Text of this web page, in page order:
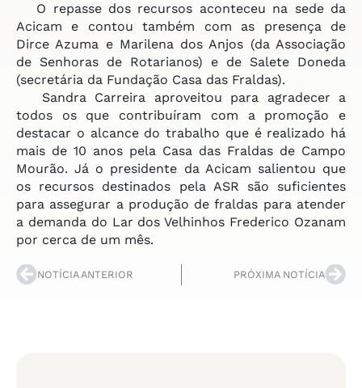
O repasse dos recursos aconteceu na sede da
Acicam e contou também com as presença de
Dirce Azuma e Marilena dos Anjos (da Associação
de Senhoras de Rotarianos) e de Salete Doneda
(secretária da Fundação Casa das Fraldas).
Sandra Carreira aproveitou para agradecer a
todos os que contribuíram com a promoção e
destacar o alcance do trabalho que é realizado há
mais de 10 anos pela Casa das Fraldas de Campo
Mourão. Já o presidente da Acicam salientou que
os recursos destinados pela ASR são suficientes
para assegurar a produção de fraldas para atender
a demanda do Lar dos Velhinhos Frederico Ozanam
por cerca de um mês.
NOTÍCIA ANTERIOR PRÓXIMA NOTÍCIA